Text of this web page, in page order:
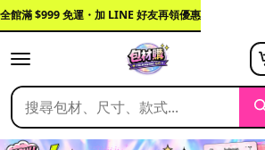
全館滿 $999 免運・加 LINE 好友再領優惠